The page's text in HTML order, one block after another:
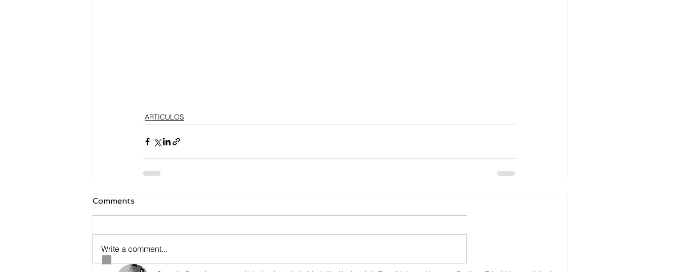
ARTICULOS
Comments
Write a comment...